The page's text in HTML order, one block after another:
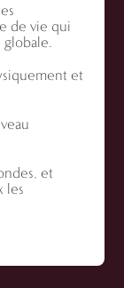
de vie qui
et
et
les